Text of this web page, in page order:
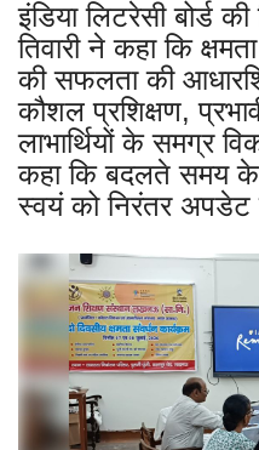
इंडिया लिटरेसी बोर्ड
तिवारी ने कहा कि
की सफलता की
कौशल प्रशिक्षण,
लाभार्थियों के समग्र
कहा कि बदलते समय के
स्वयं को निरंतर